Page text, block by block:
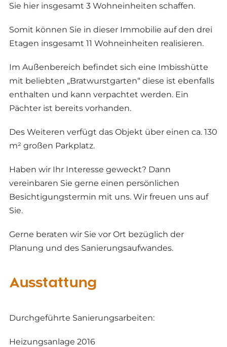
Sie hier insgesamt 3 Wohneinheiten schaffen.
Somit können Sie in dieser Immobilie auf den drei
Etagen insgesamt 11 Wohneinheiten realisieren.
Im Außenbereich befindet sich eine Imbisshütte
mit beliebten „Bratwurstgarten“ diese ist ebenfalls
enthalten und kann verpachtet werden. Ein
Pächter ist bereits vorhanden.
Des Weiteren verfügt das Objekt über einen ca. 130
m² großen Parkplatz.
Haben wir Ihr Interesse geweckt? Dann
vereinbaren Sie gerne einen persönlichen
Besichtigungstermin mit uns. Wir freuen uns auf
Sie.
Gerne beraten wir Sie vor Ort bezüglich der
Planung und des Sanierungsaufwandes.
Ausstattung
Durchgeführte Sanierungsarbeiten:
Heizungsanlage 2016